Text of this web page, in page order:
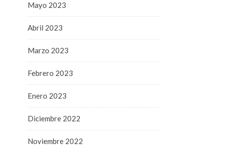
Mayo 2023
Abril 2023
Marzo 2023
Febrero 2023
Enero 2023
Diciembre 2022
Noviembre 2022